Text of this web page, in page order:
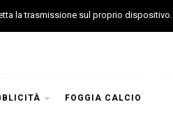
FOGGIA CALCIO
la trasmissione sul proprio dispositivo.